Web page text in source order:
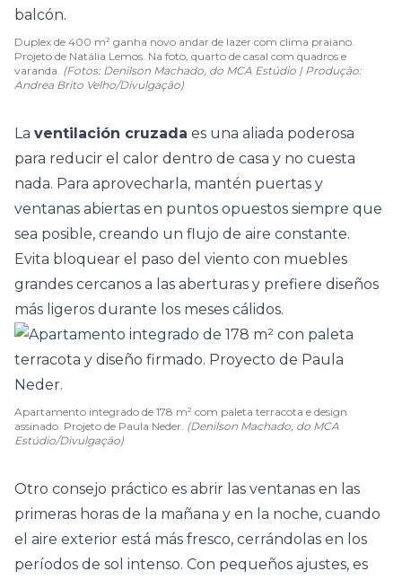
Duplex de 400 m² ganha novo andar de lazer com clima praiano.
Projeto de Natália Lemos. Na foto, quarto de casal com quadros e
varanda. (Fotos: Denilson Machado, do MCA Estúdio | Produção:
Andrea Brito Velho/Divulgação)
La ventilación cruzada es una aliada poderosa
para reducir el calor dentro de casa y no cuesta
nada. Para aprovecharla, mantén puertas y
ventanas abiertas en puntos opuestos siempre que
sea posible, creando un flujo de aire constante.
Evita bloquear el paso del viento con muebles
grandes cercanos a las aberturas y prefiere diseños
más ligeros durante los meses cálidos.
Apartamento integrado de 178 m² com paleta terracota e design
assinado. Projeto de Paula Neder. (Denilson Machado, do MCA
Estúdio/Divulgação)
Otro consejo práctico es abrir las ventanas en las
primeras horas de la mañana y en la noche, cuando
el aire exterior está más fresco, cerrándolas en los
períodos de sol intenso. Con pequeños ajustes, es